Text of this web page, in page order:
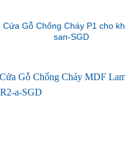
Cửa Gỗ Chống Cháy P1 cho
san-SGD